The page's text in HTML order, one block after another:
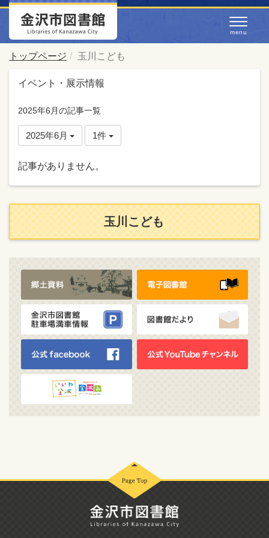
トップページ 玉川こども
イベント・展示情報
2025年6月の記事一覧
2025年6月 1件
記事がありません。
玉川こども